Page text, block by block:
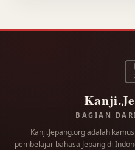
BAGIAN
Kanji.Jepang.org adalah
pembelajar bahasa Jepang di